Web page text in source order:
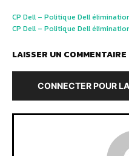
CP Dell – Politique Dell
CP Dell – Politique Dell
LAISSER UN COMMENTAIRE
CONNECTER POUR